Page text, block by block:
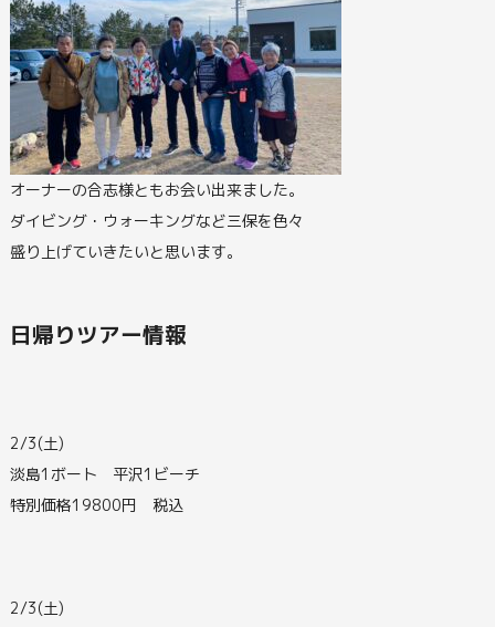
オーナーの合志様ともお会い出来ました。
ダイビング・ウォーキングなど三保を色々
盛り上げていきたいと思います。
日帰りツアー情報
2/3(土)
淡島1ボート 平沢1ビーチ
特別価格19800円 税込
2/3(土)